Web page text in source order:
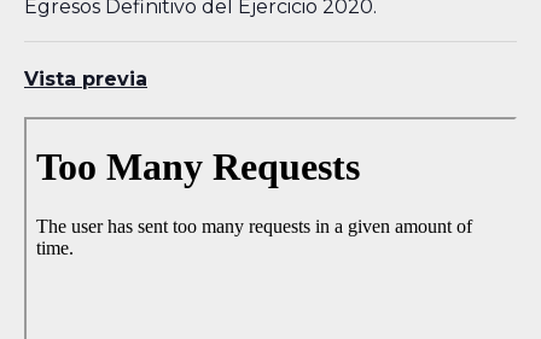
Egresos Definitivo del Ejercicio 2020.
Vista previa
Skip
to
PDF
content